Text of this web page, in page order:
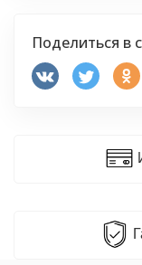
Поделиться в